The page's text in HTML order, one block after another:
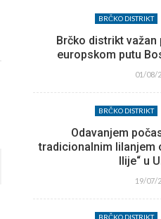
BRČKO DISTRIKT
Brčko distrikt
europskom putu
01/08/
BRČKO DISTRIKT
Odavanjem
tradicionalnim lilanjem
Ilije“ u
19/07/
BRČKO DISTRIKT